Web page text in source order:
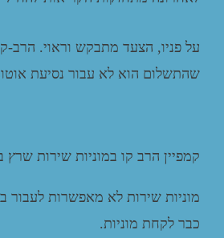
על פניו, הצעד מתבקש וראוי.
שהתשלום הוא לא עבור נסיעת
קמפיין הרב קו במוניות שירות שרץ
מוניות שירות לא מאפשרות
כבר לקחת מוניות.